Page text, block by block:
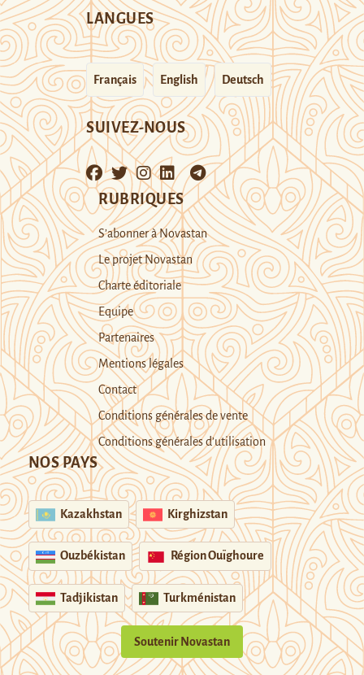
LANGUES
Français English Deutsch
SUIVEZ-NOUS
RUBRIQUES
S’abonner à Novastan
Le projet Novastan
Charte éditoriale
Equipe
Partenaires
Mentions légales
Contact
Conditions générales de vente
Conditions générales d’utilisation
NOS PAYS
Kazakhstan Kirghizstan
Ouzbékistan Région Ouïghoure
Tadjikistan Turkménistan
Soutenir Novastan